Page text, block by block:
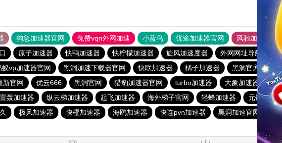
狗急加速器官网 免费vqn外网加速 小蓝鸟 优途加速器官网 风驰加速器
原子加速器 快鸭加速器 快柠檬加速器 旋风加速度器 外网网址导航
蚁vp加速器官网 黑洞加速下载器官网 快联加速器 橘子加速器 黑洞官方加速器
新官网 优云666 黑洞官网 猎豹加速器官网 turbo加速器 大象加速器 雷
雷轰加速器 纵云梯加速器 起飞加速器 海外梯子官网 轻蜂加速器 元链加速
极风加速器 快橙加速器 海鸥加速器 快连pvn加速器 黑洞加速官网 白